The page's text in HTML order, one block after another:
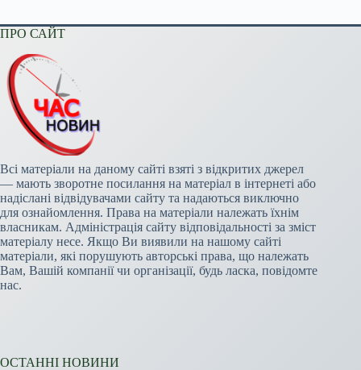
ПРО САЙТ
Всі матеріали на даному сайті взяті з відкритих джерел
— мають зворотне посилання на матеріал в інтернеті або
надіслані відвідувачами сайту та надаються виключно
для ознайомлення. Права на матеріали належать їхнім
власникам. Адміністрація сайту відповідальності за зміст
матеріалу несе. Якщо Ви виявили на нашому сайті
матеріали, які порушують авторські права, що належать
Вам, Вашій компанії чи організації, будь ласка, повідомте
нас.
ОСТАННІ НОВИНИ